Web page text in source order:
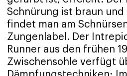
Schnürung ist braun und
findet man am
Zungenlabel. Der
Runner aus den frühen
Zwischensohle verfügt